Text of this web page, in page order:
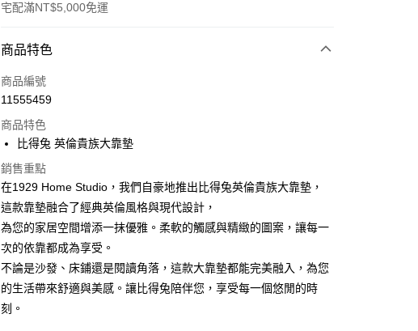
宅配滿NT$5,000免運
付款方式
信用卡一次付款
運送方式
新竹物流
每筆NT$100，滿NT$5,000(含以上)免運費
商品特色
商品編號
11555459
商品特色
比得兔 英倫貴族大靠墊
銷售重點
在1929 Home Studio，我們自豪地推出比得兔英倫貴族大靠墊，
這款靠墊融合了經典英倫風格與現代設計，
為您的家居空間增添一抹優雅。柔軟的觸感與精緻的圖案，讓每一
次的依靠都成為享受。
不論是沙發、床鋪還是閱讀角落，這款大靠墊都能完美融入，為您
的生活帶來舒適與美感。讓比得兔陪伴您，享受每一個悠閒的時
刻。